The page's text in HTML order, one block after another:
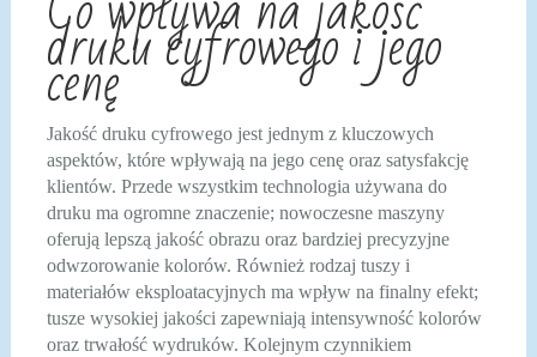
druku cyfrowego i jego
cenę
Jakość druku cyfrowego jest jednym z kluczowych
aspektów, które wpływają na jego cenę oraz satysfakcję
klientów. Przede wszystkim technologia używana do
druku ma ogromne znaczenie; nowoczesne maszyny
oferują lepszą jakość obrazu oraz bardziej precyzyjne
odwzorowanie kolorów. Również rodzaj tuszy i
materiałów eksploatacyjnych ma wpływ na finalny efekt;
tusze wysokiej jakości zapewniają intensywność kolorów
oraz trwałość wydruków. Kolejnym czynnikiem